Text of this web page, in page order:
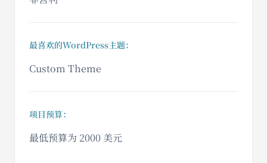
最喜欢的WordPress主题：
Custom Theme
项目预算：
最低预算为 2000 美元